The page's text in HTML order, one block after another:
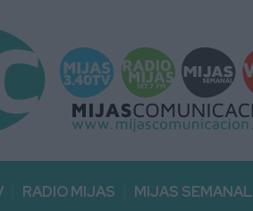
RADIO MIJAS MIJAS SEMANAL